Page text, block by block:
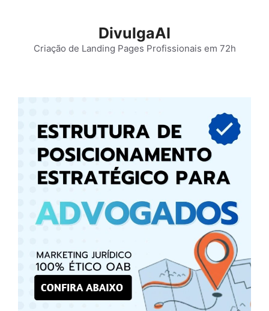
conteúdo
DivulgaAI
Criação de Landing Pages Profissionais em 72h